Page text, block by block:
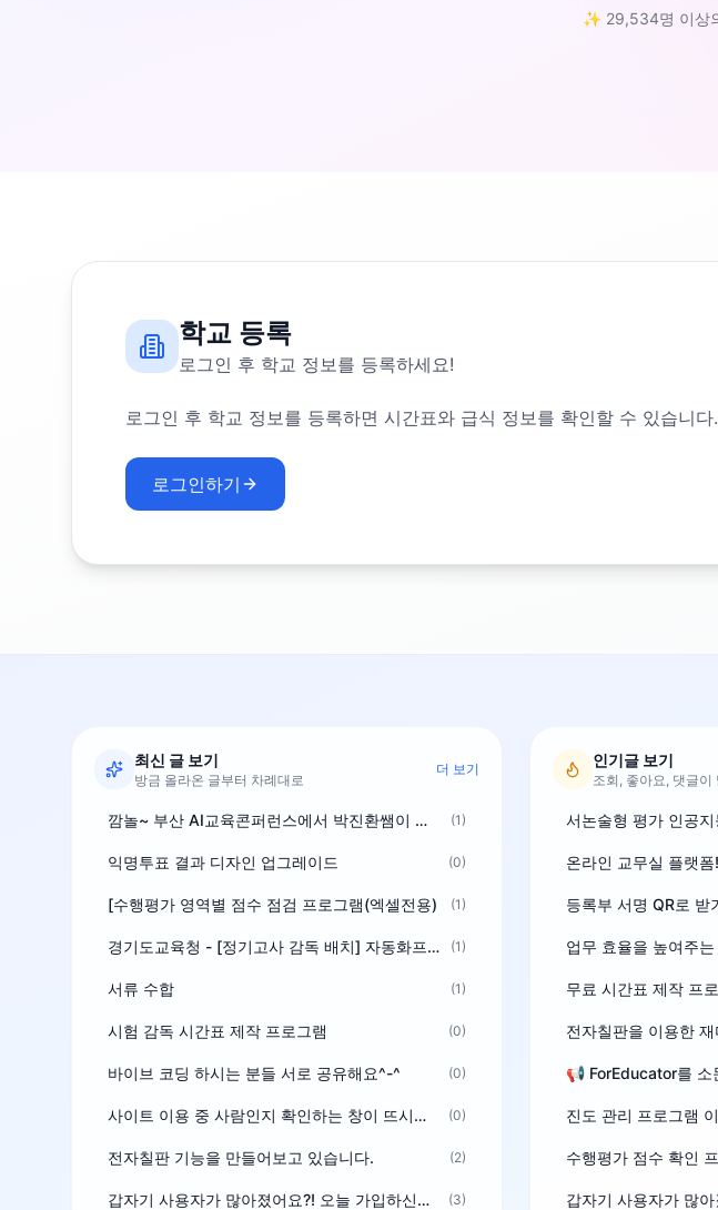
✨ 29,534명 이상
학교 등록
로그인 후 학교 정보를 등록하세요!
로그인 후 학교 정보를 등록하면 시간표와 급식 정보를 확인할 수 있습니다.
로그인하기
최신 글 보기
방금 올라온 글부터 차례대로
더 보기
깜놀~ 부산 AI교육콘퍼런스에서 박진환쌤이 상받으려 나오셨네요~ ^^ (1)
익명투표 결과 디자인 업그레이드 (0)
[수행평가 영역별 점수 점검 프로그램(엑셀전용) (1)
경기도교육청 - [정기고사 감독 배치] 자동화프로그램 보급 (1)
서류 수합 (1)
시험 감독 시간표 제작 프로그램 (0)
바이브 코딩 하시는 분들 서로 공유해요^-^ (0)
사이트 이용 중 사람인지 확인하는 창이 뜨시는 분은 알려주세요 (0)
전자칠판 기능을 만들어보고 있습니다. (2)
갑자기 사용자가 많아졌어요?! 오늘 가입하신분^^ (3)
인기글 보기
조회, 좋아요, 댓글이
서논술형 평가 인공
온라인 교무실 플랫
등록부 서명 QR로 받
업무 효율을 높여주
무료 시간표 제작 프
전자칠판을 이용한
진도 관리 프로그램
수행평가 점수 확인